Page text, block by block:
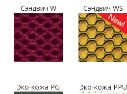
Сэндвич W Сэндвич WS
Эко-кожа PG Эко-кожа PPU